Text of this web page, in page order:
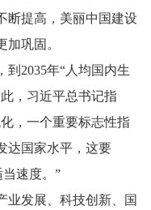
断提高，美丽中国建设
巩固。
2035年“人均国内生
，习近平总书记指
，一个重要标志性指
达国家水平，这要
当速度。”
发展、科技创新、国